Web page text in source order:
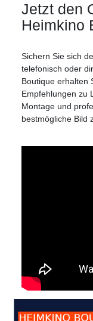
Jetzt den
Heimkino
Sichern Sie sich
telefonisch oder
Boutique erhalten
Empfehlungen zu
Montage und
bestmögliche Bild